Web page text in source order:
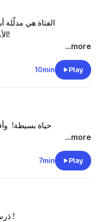
الفتاة هي مدلّلة
الأمورعندما اختارت هذه الدمية الغريبة!
...more
10min Play
حياة بسيطة!
...more
7min Play
دَرس علم الأصوات؟ وهذه كانت النتيجة !